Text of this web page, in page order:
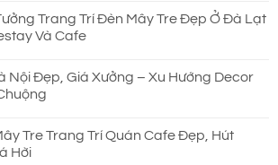
Trang Trí Đèn Mây Tre Đẹp Ở Đà Lạt
Và Cafe
Nội Đẹp, Giá Xưởng – Xu Hướng Decor
Tre Trang Trí Quán Cafe Đẹp, Hút
Hời